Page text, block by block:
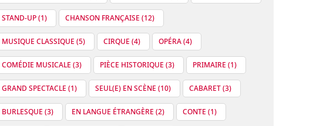
STAND-UP (1) CHANSON FRANÇAISE (12)
MUSIQUE CLASSIQUE (5) CIRQUE (4) OPÉRA (4)
COMÉDIE MUSICALE (3) PIÈCE HISTORIQUE (3) PRIMAIRE (1)
GRAND SPECTACLE (1) SEUL(E) EN SCÈNE (10) CABARET (3)
BURLESQUE (3) EN LANGUE ÉTRANGÈRE (2) CONTE (1)